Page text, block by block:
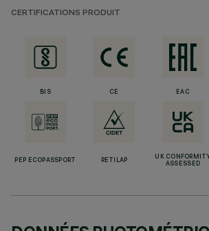
CERTIFICATIONS PRODUIT
BIS CE EAC
PEP ECOPASSPORT RETILAP
UK
ASSESSED